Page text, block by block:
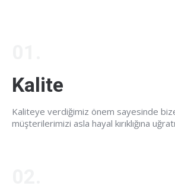
Kalite
Kaliteye verdiğimiz önem sayesinde
müşterilerimizi asla hayal kırıklığına